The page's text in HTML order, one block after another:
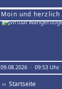
Moin und
09.08.2026 · 09:53 Uhr.
›› Startseite